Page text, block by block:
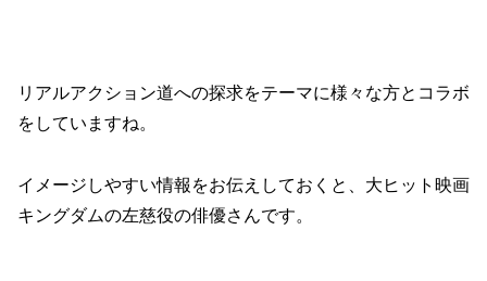
リアルアクション道への探求をテーマに様々な方とコラボ
をしていますね。
イメージしやすい情報をお伝えしておくと、大ヒット映画
キングダムの左慈役の俳優さんです。